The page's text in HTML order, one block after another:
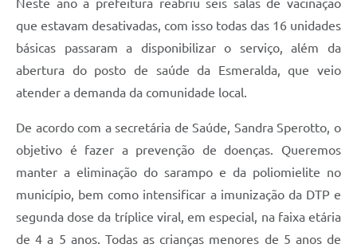
Neste ano a prefeitura reabriu seis salas de vacinação
que estavam desativadas, com isso todas das 16 unidades
básicas passaram a disponibilizar o serviço, além da
abertura do posto de saúde da Esmeralda, que veio
atender a demanda da comunidade local.
De acordo com a secretária de Saúde, Sandra Sperotto, o
objetivo é fazer a prevenção de doenças. Queremos
manter a eliminação do sarampo e da poliomielite no
município, bem como intensificar a imunização da DTP e
segunda dose da tríplice viral, em especial, na faixa etária
de 4 a 5 anos. Todas as crianças menores de 5 anos de